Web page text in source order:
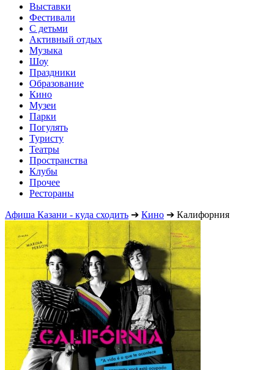
Выставки
Фестивали
С детьми
Активный отдых
Музыка
Шоу
Праздники
Образование
Кино
Музеи
Парки
Погулять
Туристу
Театры
Пространства
Клубы
Прочее
Рестораны
Афиша Казани - куда сходить ➔ Кино ➔ Калифорния